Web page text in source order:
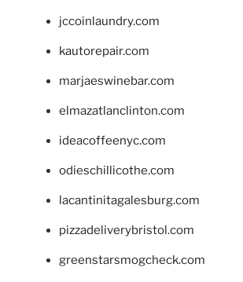
jccoinlaundry.com
kautorepair.com
marjaeswinebar.com
elmazatlanclinton.com
ideacoffeenyc.com
odieschillicothe.com
lacantinitagalesburg.com
pizzadeliverybristol.com
greenstarsmogcheck.com